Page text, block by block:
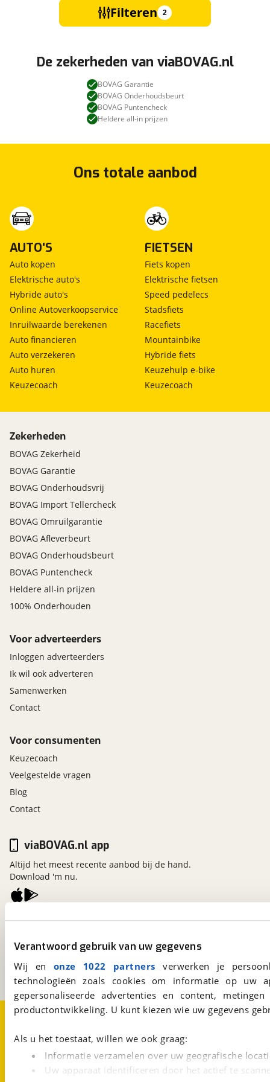
Verantwoord gebruik van uw gegevens
Wij en onze 1022 partners verwerken je
technologieën zoals cookies om informatie op
gepersonaliseerde advertenties en content,
productontwikkeling. U kunt kiezen wie uw gegevens
Als u het toestaat, willen we ook graag:
Informatie verzamelen over uw geografische
Uw apparaat identificeren door het actief te
Filteren 2
De zekerheden van viaBOVAG.nl
BOVAG Garantie
BOVAG Onderhoudsbeurt
BOVAG Puntencheck
Heldere all-in prijzen
Ons totale aanbod
AUTO'S
Auto kopen
Elektrische auto's
Hybride auto's
Online Autoverkoopservice
Inruilwaarde berekenen
Auto financieren
Auto verzekeren
Auto huren
Keuzecoach
FIETSEN
Fiets kopen
Elektrische fietsen
Speed pedelecs
Stadsfiets
Racefiets
Mountainbike
Hybride fiets
Keuzehulp e-bike
Keuzecoach
Zekerheden
BOVAG Zekerheid
BOVAG Garantie
BOVAG Onderhoudsvrij
BOVAG Import Tellercheck
BOVAG Omruilgarantie
BOVAG Afleverbeurt
BOVAG Onderhoudsbeurt
BOVAG Puntencheck
Heldere all-in prijzen
100% Onderhouden
Voor adverteerders
Inloggen adverteerders
Ik wil ook adverteren
Samenwerken
Contact
Voor consumenten
Keuzecoach
Veelgestelde vragen
Blog
Contact
viaBOVAG.nl
Kosterijland
3981 AJ Bunnik
Een initiatief van
viaBOVAG.nl app
Altijd het meest recente aanbod bij de hand.
Download 'm nu.
Over viaBOVAG.nlDisclaimer- en Privacyverklaring